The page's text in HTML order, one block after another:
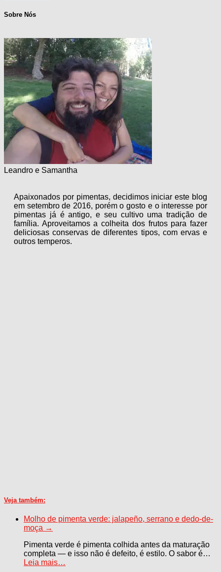
Sobre Nós
Leandro e Samantha
Apaixonados por pimentas, decidimos iniciar este blog
em setembro de 2016, porém o gosto e o interesse por
pimentas já é antigo, e seu cultivo uma tradição de
família. Aproveitamos a colheita dos frutos para fazer
deliciosas conservas de diferentes tipos, com ervas e
outros temperos.
Veja também:
Molho de pimenta verde: jalapeño, serrano e dedo-de-
moça →
Pimenta verde é pimenta colhida antes da maturação
completa — e isso não é defeito, é estilo. O sabor é…
Leia mais…